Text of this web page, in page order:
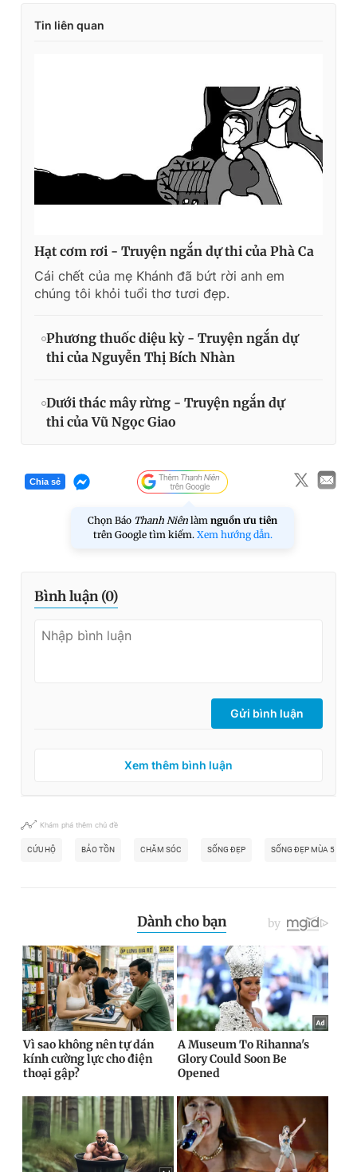
Tin liên quan
Hạt cơm rơi - Truyện ngắn dự thi của Phà Ca
Cái chết của mẹ Khánh đã bứt rời anh em
chúng tôi khỏi tuổi thơ tươi đẹp.
Phương thuốc diệu kỳ - Truyện ngắn dự
thi của Nguyễn Thị Bích Nhàn
Dưới thác mây rừng - Truyện ngắn dự
thi của Vũ Ngọc Giao
Chia sẻ
Chọn Báo Thanh Niên làm nguồn ưu tiên
trên Google tìm kiếm. Xem hướng dẫn.
Bình luận (0)
Gửi bình luận
Xem thêm bình luận
Khám phá thêm chủ đề
CỨU HỘ BẢO TỒN CHĂM SÓC SỐNG ĐẸP SỐNG ĐẸP MÙA 5